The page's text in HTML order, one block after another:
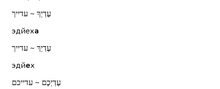
עֶדְיְךָ ~ עדייך
эдйеха
עֶדְיֵךְ ~ עדייך
эдйех
עֶדְיְכֶם ~ עדייכם